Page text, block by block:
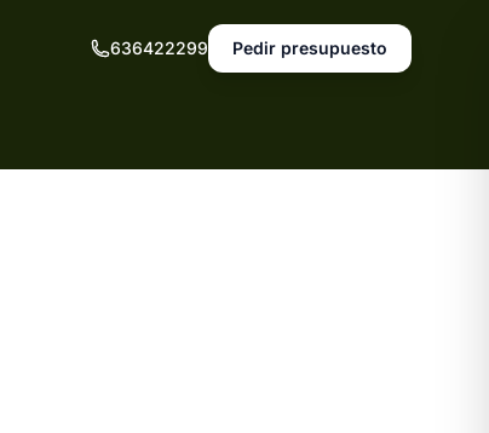
636422299 Pedir presupuesto